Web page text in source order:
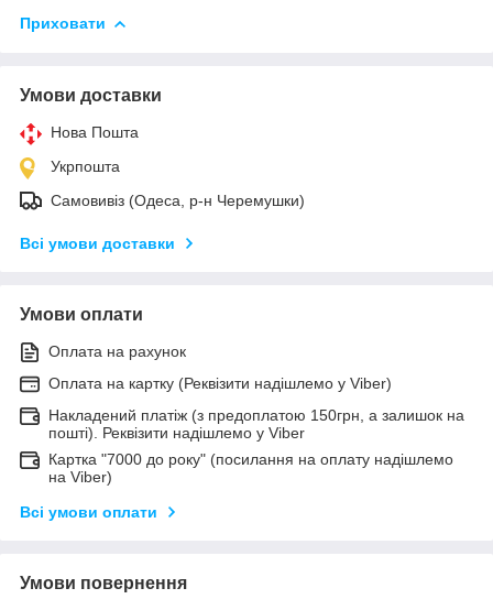
Приховати
Умови доставки
Нова Пошта
Укрпошта
Самовивіз (Одеса, р-н Черемушки)
Всі умови доставки
Умови оплати
Оплата на рахунок
Оплата на картку (Реквізити надішлемо у Viber)
Накладений платіж (з предоплатою 150грн, а залишок на
пошті). Реквізити надішлемо у Viber
Картка "7000 до року" (посилання на оплату надішлемо
на Viber)
Всі умови оплати
Умови повернення